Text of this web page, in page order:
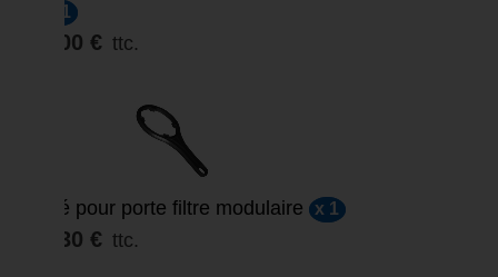
x 1
3,00 € ttc.
Clé pour porte filtre modulaire x 1
3,30 € ttc.